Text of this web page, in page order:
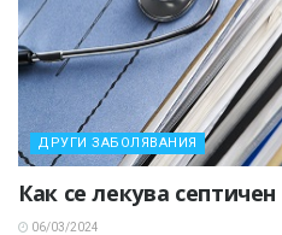
ДРУГИ ЗАБОЛЯВАНИЯ
Как се лекува
06/03/2024